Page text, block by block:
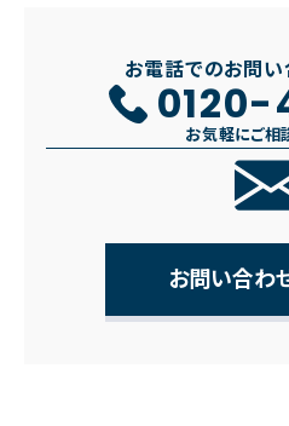
お電話でのお問い
0120-
お気軽にご相
お問い合わ